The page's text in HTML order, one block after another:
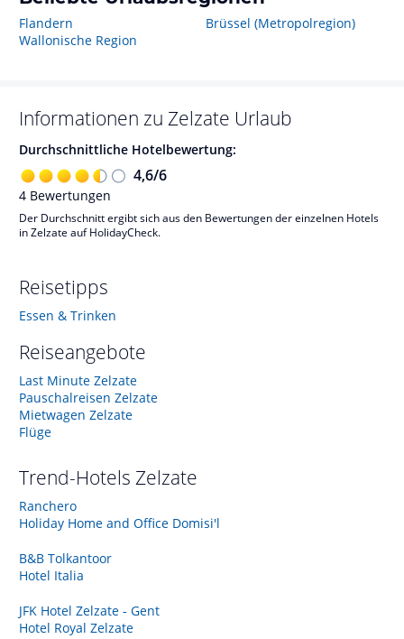
Flandern
Wallonische Region
Brüssel (Metropolregion)
Informationen zu Zelzate Urlaub
Durchschnittliche Hotelbewertung:
4,6/6
4 Bewertungen
Der Durchschnitt ergibt sich aus den Bewertungen der einzelnen Hotels
in Zelzate auf HolidayCheck.
Reisetipps
Essen & Trinken
Reiseangebote
Last Minute Zelzate
Pauschalreisen Zelzate
Mietwagen Zelzate
Flüge
Trend-Hotels Zelzate
Ranchero
Holiday Home and Office Domisi'l
B&B Tolkantoor
Hotel Italia
JFK Hotel Zelzate - Gent
Hotel Royal Zelzate